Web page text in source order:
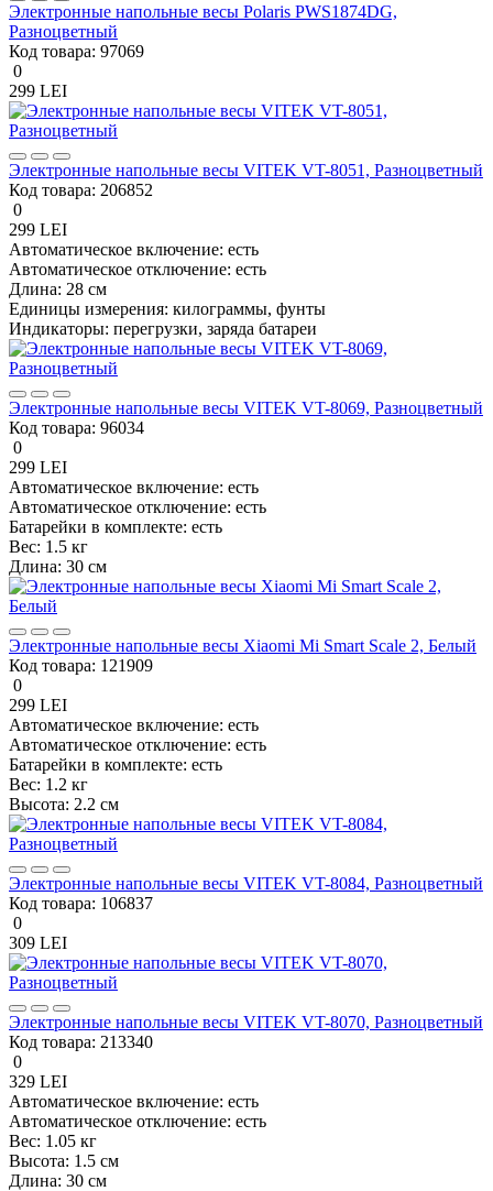
Электронные напольные весы Polaris PWS1874DG,
Разноцветный
Код товара: 97069
0
299 LEI
Электронные напольные весы VITEK VT-8051, Разноцветный
Код товара: 206852
0
299 LEI
Автоматическое включение: есть
Автоматическое отключение: есть
Длина: 28 см
Единицы измерения: килограммы, фунты
Индикаторы: перегрузки, заряда батареи
Электронные напольные весы VITEK VT-8069, Разноцветный
Код товара: 96034
0
299 LEI
Автоматическое включение: есть
Автоматическое отключение: есть
Батарейки в комплекте: есть
Вес: 1.5 кг
Длина: 30 см
Электронные напольные весы Xiaomi Mi Smart Scale 2, Белый
Код товара: 121909
0
299 LEI
Автоматическое включение: есть
Автоматическое отключение: есть
Батарейки в комплекте: есть
Вес: 1.2 кг
Высота: 2.2 см
Электронные напольные весы VITEK VT-8084, Разноцветный
Код товара: 106837
0
309 LEI
Электронные напольные весы VITEK VT-8070, Разноцветный
Код товара: 213340
0
329 LEI
Автоматическое включение: есть
Автоматическое отключение: есть
Вес: 1.05 кг
Высота: 1.5 см
Длина: 30 см